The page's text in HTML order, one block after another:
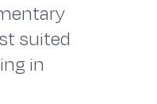
suited
in